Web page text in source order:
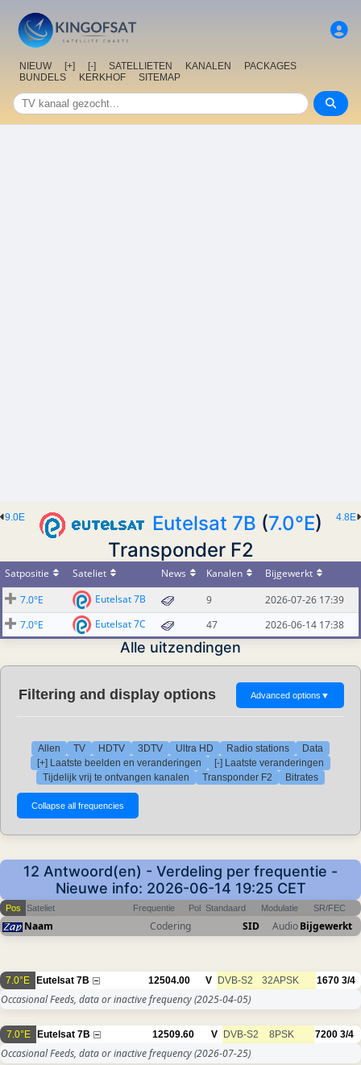
NIEUW [+] [-] SATELLIETEN KANALEN
PACKAGES
BUNDELS
KERKHOF SITEMAP
4.8E
9.0E Eutelsat 7B (7.0°E)
Transponder F2
Satpositie Sateliet News Kanalen
Bijgewerkt
7.0°E
Eutelsat 7B 9
2026-07-26 17:39
7.0°E
Eutelsat 7C 47 2026-06-14 17:38
Alle uitzendingen
Filtering and display options Advanced options ▼
Allen TV HDTV 3DTV Ultra HD Radio stations
Data
[+] Laatste beelden en veranderingen
[-] Laatste veranderingen
Tijdelijk vrij te ontvangen kanalen
Transponder F2 Bitrates
12 Antwoord(en) - Verdeling per frequentie -
Nieuwe info: 2026-06-14 19:25 CET
Pos Sateliet Frequentie Pol Standaard Modulatie SR/FEC
Naam Codering SID AudioBijgewerkt
7.0°E Eutelsat 7B 12504.00 V DVB-S2 32APSK 1670 3/4
Occasional Feeds, data or inactive frequency(2025-04-05)
7.0°E Eutelsat 7B 12509.60 V DVB-S2 8PSK 7200 3/4
Occasional Feeds, data or inactive frequency(2026-07-25)